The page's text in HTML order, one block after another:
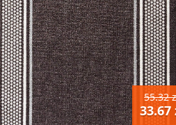
55.32
33.67